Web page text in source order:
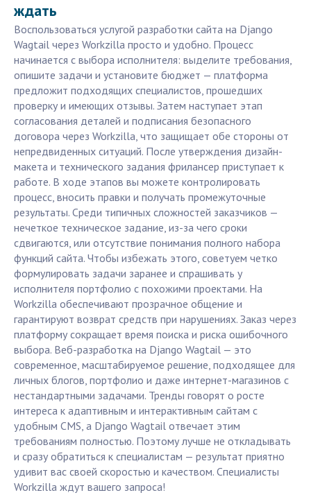
ждать
Воспользоваться услугой разработки сайта на Django
Wagtail через Workzilla просто и удобно. Процесс
начинается с выбора исполнителя: выделите требования,
опишите задачи и установите бюджет — платформа
предложит подходящих специалистов, прошедших
проверку и имеющих отзывы. Затем наступает этап
согласования деталей и подписания безопасного
договора через Workzilla, что защищает обе стороны от
непредвиденных ситуаций. После утверждения дизайн-
макета и технического задания фрилансер приступает к
работе. В ходе этапов вы можете контролировать
процесс, вносить правки и получать промежуточные
результаты. Среди типичных сложностей заказчиков —
нечеткое техническое задание, из-за чего сроки
сдвигаются, или отсутствие понимания полного набора
функций сайта. Чтобы избежать этого, советуем четко
формулировать задачи заранее и спрашивать у
исполнителя портфолио с похожими проектами. На
Workzilla обеспечивают прозрачное общение и
гарантируют возврат средств при нарушениях. Заказ через
платформу сокращает время поиска и риска ошибочного
выбора. Веб-разработка на Django Wagtail — это
современное, масштабируемое решение, подходящее для
личных блогов, портфолио и даже интернет-магазинов с
нестандартными задачами. Тренды говорят о росте
интереса к адаптивным и интерактивным сайтам с
удобным CMS, а Django Wagtail отвечает этим
требованиям полностью. Поэтому лучше не откладывать
и сразу обратиться к специалистам — результат приятно
удивит вас своей скоростью и качеством. Специалисты
Workzilla ждут вашего запроса!